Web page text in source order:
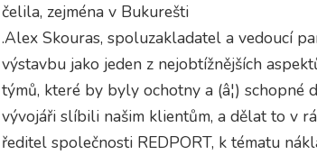
čelila, zejména v Bukurešti
.Alex Skouras, spoluzakladatel a vedoucí
výstavbu jako jeden z nejobtížnějších
týmů, které by byly ochotny a (â¦)
vývojáři slíbili našim klientům, a dělat to v
ředitel společnosti REDPORT, k tématu